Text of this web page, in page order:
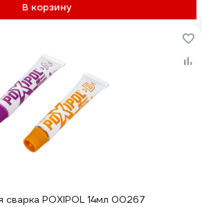
В корзину
сварка POXIPOL 14мл 00267